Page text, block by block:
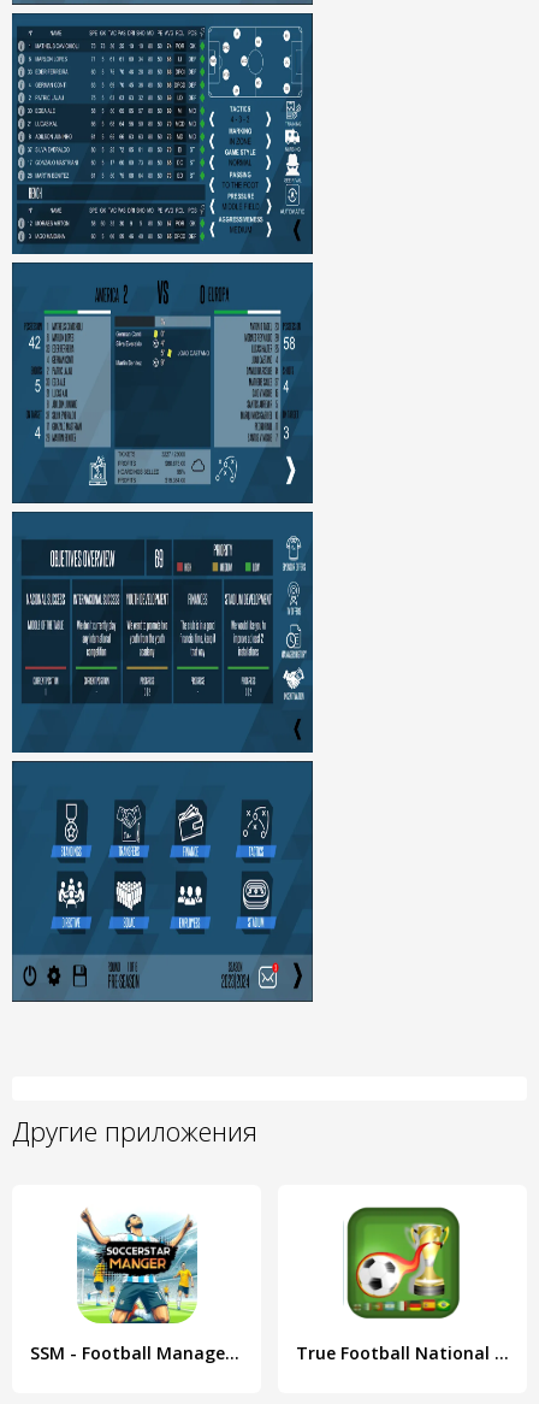
Другие приложения
SSM - Football Manager Game True Football National Manager